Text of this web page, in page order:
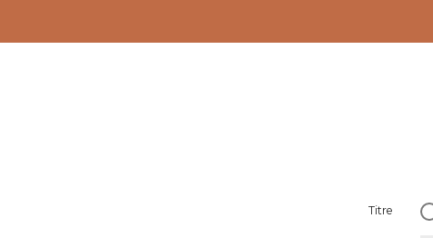
Titre